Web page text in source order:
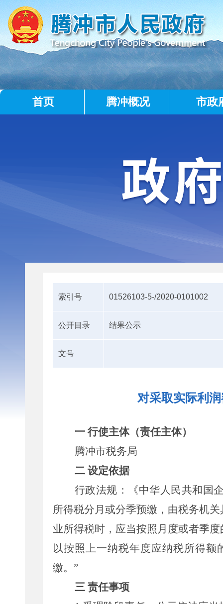
首页 腾冲概况 市政
索引号 01526103-5-/2020-0101002
公开目录 结果公示
文号
对采取实际利
一 行使主体（责任主体）
腾冲市税务局
二 设定依据
行政法规：《中华人民共和国
所得税分月或分季预缴，由税务机
业所得税时，应当按照月度或者季
以按照上一纳税年度应纳税所得
缴。 ”
三 责任事项